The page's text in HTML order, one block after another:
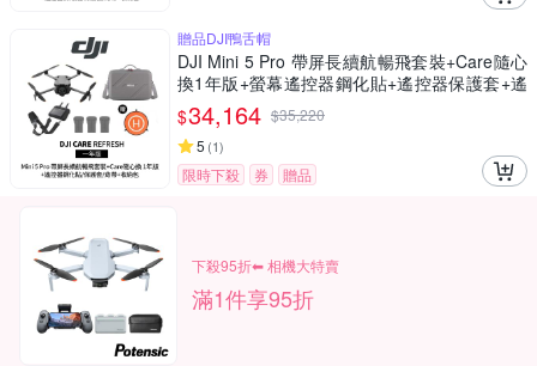
贈品DJI鴨舌帽
DJI Mini 5 Pro 帶屏長續航暢飛套裝+Care隨心
換1年版+螢幕遙控器鋼化貼+遙控器保護套+遙
控器背帶+12030148 收納包 (公司貨)
$34,164 $35,220
5 (1)
限時下殺 券 贈品
下殺95折⬅︎ 相機大特賣
滿1件享95折